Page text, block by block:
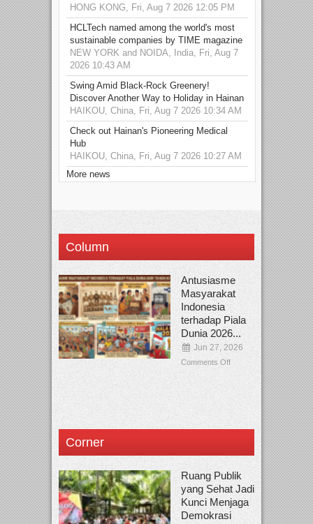
HONG KONG, Fri, Aug 7 2026 12:05 PM
HCLTech named among the world's most
sustainable companies by TIME magazine
NEW YORK and NOIDA, India, Fri, Aug 7
2026 10:43 AM
Swing Amid Black‑Rock Greenery!
Discover Another Way to Holiday in Hainan
HAIKOU, China, Fri, Aug 7 2026 10:34 AM
Check out Hainan's Pioneering Medical
Hub
HAIKOU, China, Fri, Aug 7 2026 10:27 AM
More news
Column
Antusiasme
Masyarakat
Indonesia
terhadap Piala
Dunia 2026...
Jun 27, 2026
Comments Off
Corner
Ruang Publik
yang Sehat Jadi
Kunci Menjaga
Demokrasi